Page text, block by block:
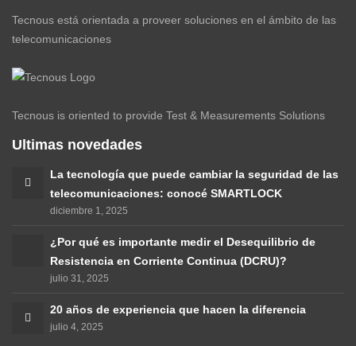
Tecnous está orientada a proveer soluciones en el ámbito de las
telecomunicaciones
Tecnous is oriented to provide Test & Measurements Solutions
Ultimas novedades
La tecnología que puede cambiar la seguridad de las
telecomunicaciones: conocé SMARTLOCK
diciembre 1, 2025
¿Por qué es importante medir el Desequilibrio de
Resistencia en Corriente Continua (DCRU)?
julio 31, 2025
20 años de experiencia que hacen la diferencia
julio 4, 2025